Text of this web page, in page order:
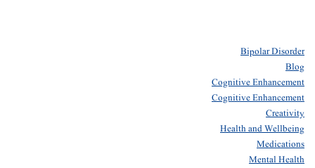
Bipolar Disorder
Blog
Cognitive Enhancement
Cognitive Enhancement
Creativity
Health and Wellbeing
Medications
Mental Health